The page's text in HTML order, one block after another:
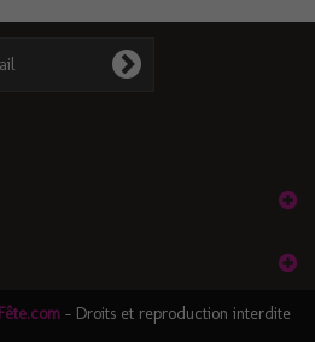
- Droits et reproduction interdite